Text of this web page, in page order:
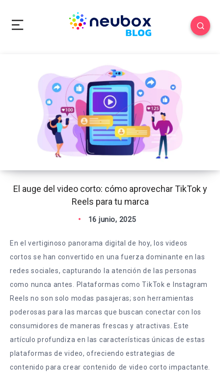
El auge del video corto: cómo aprovechar TikTok y
Reels para tu marca
16 junio, 2025
En el vertiginoso panorama digital de hoy, los videos
cortos se han convertido en una fuerza dominante en las
redes sociales, capturando la atención de las personas
como nunca antes. Plataformas como TikTok e Instagram
Reels no son solo modas pasajeras; son herramientas
poderosas para las marcas que buscan conectar con los
consumidores de maneras frescas y atractivas. Este
artículo profundiza en las características únicas de estas
plataformas de video, ofreciendo estrategias de
contenido para crear contenido de video corto impactante.